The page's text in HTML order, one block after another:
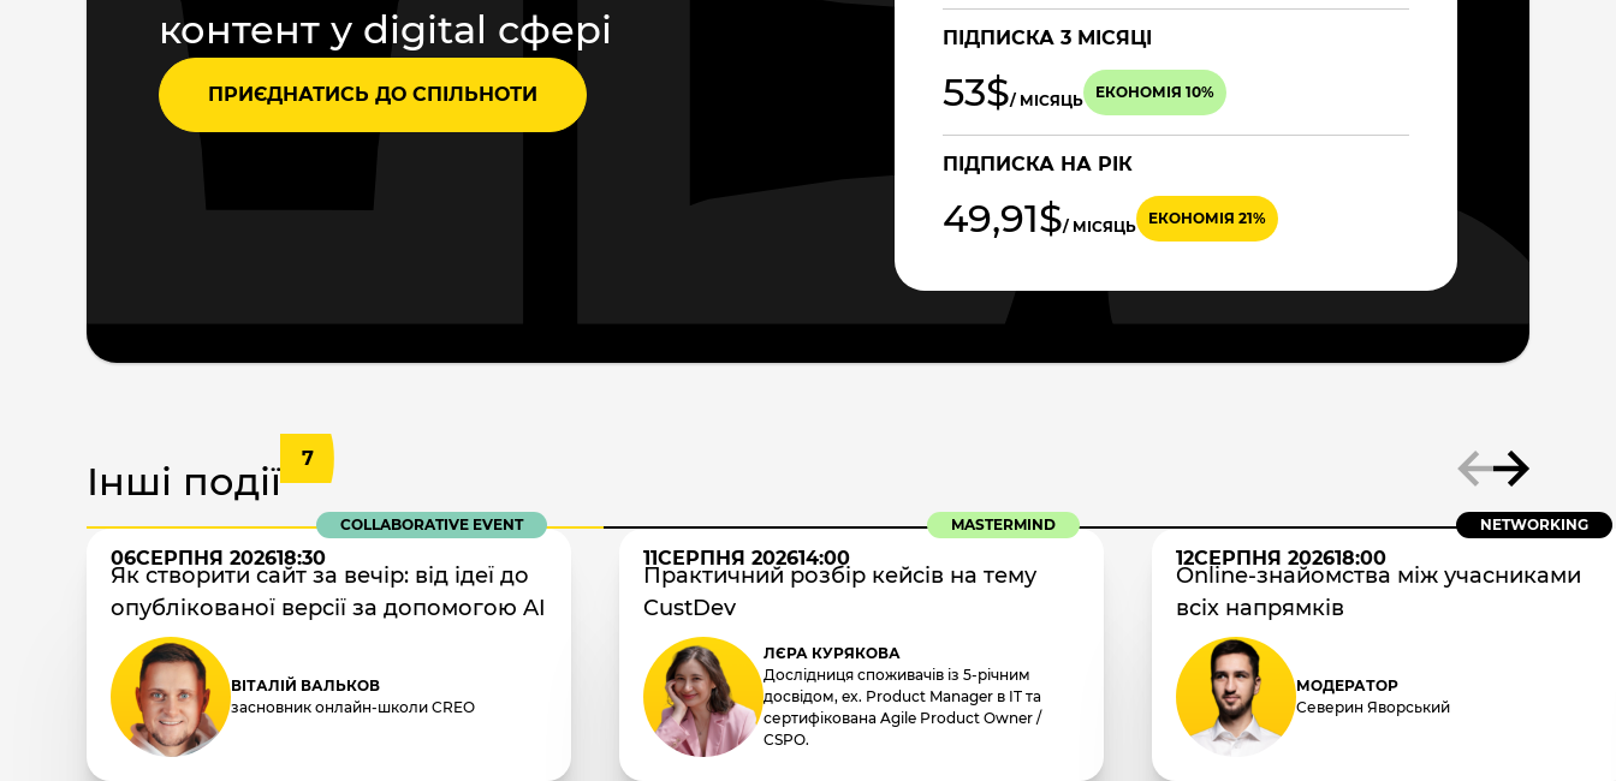
контент у digital сфері
ПРИЄДНАТИСЬ ДО СПІЛЬНОТИ
ПІДПИСКА 3 МІСЯЦІ
53$/ МІСЯЦЬ ЕКОНОМІЯ 10%
ПІДПИСКА НА РІК
49,91$/ МІСЯЦЬ ЕКОНОМІЯ 21%
Інші події 7
COLLABORATIVE EVENT
06СЕРПНЯ 202618:30
Як створити сайт за вечір: від ідеї до
опублікованої версії за допомогою AI
ВІТАЛІЙ ВАЛЬКОВ
засновник онлайн-школи CREO
MASTERMIND
11СЕРПНЯ 202614:00
Практичний розбір кейсів на тему
CustDev
ЛЄРА КУРЯКОВА
Дослідниця споживачів із 5-річним
досвідом, ex. Product Manager в IT та
сертифікована Agile Product Owner /
CSPO.
NETWORKING
12СЕРПНЯ 202618:00
Online-знайомства між учасниками
всіх напрямків
МОДЕРАТОР
Северин Яворський